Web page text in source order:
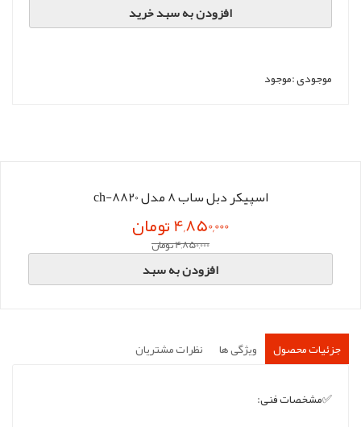
افزودن به سبد خرید
موجودی :موجود
اسپیکر دبل ساب 8 مدل ch-8820
4,850,000 تومان
4,850,000 تومان
افزودن به سبد
جزئیات محصول ویژگی ها نظرات مشتریان
✅مشخصات فنی: